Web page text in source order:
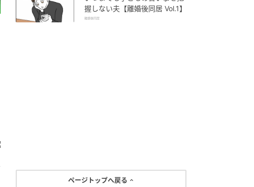
握しない夫【離婚後同居 Vol.1】
離婚後同居
ページトップへ戻る